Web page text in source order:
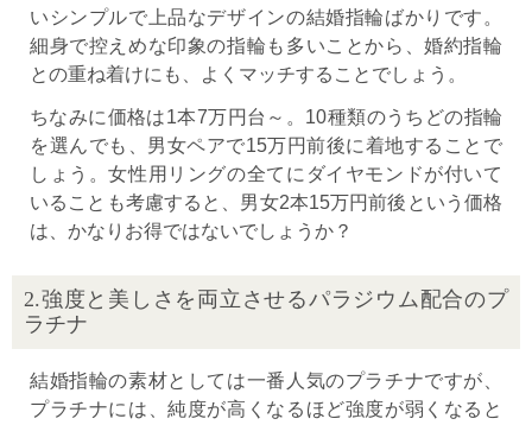
いシンプルで上品なデザインの結婚指輪ばかりです。
細身で控えめな印象の指輪も多いことから、婚約指輪
との重ね着けにも、よくマッチすることでしょう。
ちなみに価格は1本7万円台～。10種類のうちどの指輪
を選んでも、男女ペアで15万円前後に着地することで
しょう。女性用リングの全てにダイヤモンドが付いて
いることも考慮すると、男女2本15万円前後という価格
は、かなりお得ではないでしょうか？
2.強度と美しさを両立させるパラジウム配合のプ
ラチナ
結婚指輪の素材としては一番人気のプラチナですが、
プラチナには、純度が高くなるほど強度が弱くなると